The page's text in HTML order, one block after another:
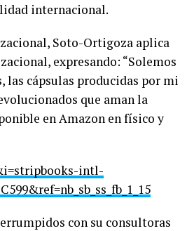
internacional.
Soto-Ortigoza aplica
expresando: “Solemos
las cápsulas producidas por mi
que aman la
en Amazon en físico y
intl-
con su consultoras